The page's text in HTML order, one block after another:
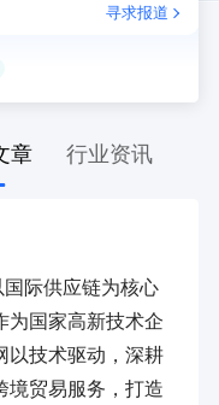
寻求报道
章 行业资讯
际供应链为核心
为国家高新技术企
以技术驱动，深耕
境贸易服务，打造